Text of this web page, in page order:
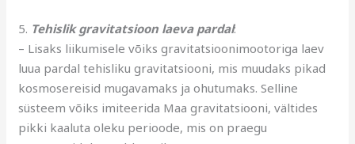
5. Tehislik gravitatsioon laeva pardal:
– Lisaks liikumisele võiks gravitatsioonimootoriga laev
luua pardal tehisliku gravitatsiooni, mis muudaks pikad
kosmosereisid mugavamaks ja ohutumaks. Selline
süsteem võiks imiteerida Maa gravitatsiooni, vältides
pikki kaaluta oleku perioode, mis on praegu